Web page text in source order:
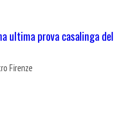
ultima prova casalinga del
Firenze